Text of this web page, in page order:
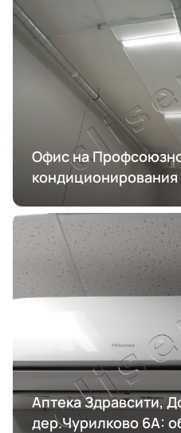
Офис на
Аптека Здравсити,
дер.Чурилково 6А: